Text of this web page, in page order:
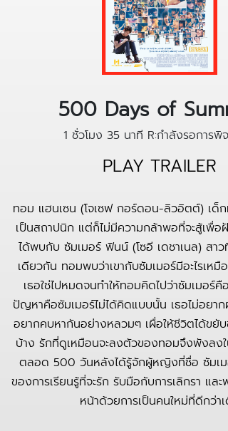
500 Days of
1 ชั่วโมง 35 นาที R:กำลังรอการพิ
PLAY TRAILER
ทอม แฮนเซน (โจเซฟ กอร์ดอน-ลิวอิตต์) เด็
เป็นสถาปนิก แต่ก็ไม่มีความกล้าพอที่จะสู้เพื่อ
ได้พบกับ ซัมเมอร์ ฟินน์ (โซอี เดชาเนล) สา
เดียวกัน ทอมพบว่าเขากับซัมเมอร์มีอะไรเห
เธอใช่ไปหมดจนทำให้ทอมคิดไปว่าซัมเมอร์คื
ปัญหาคือซัมเมอร์ไม่ได้คิดแบบนั้น เธอไม่อยา
อยากคบหากันอย่างหลวมๆ เผื่อให้ชีวิตได้ขยั
บ้าง รักที่ดูเหมือนจะลงตัวของทอมจึงพังลงใ
ตลอด 500 วันหลังได้รู้จักผู้หญิงที่ชื่อ ซัมเม
ของการเรียนรู้ที่จะรัก รับมือกับการเลิกรา และ
หน้าด้วยการเป็นคนใหม่ที่ดีกว่า